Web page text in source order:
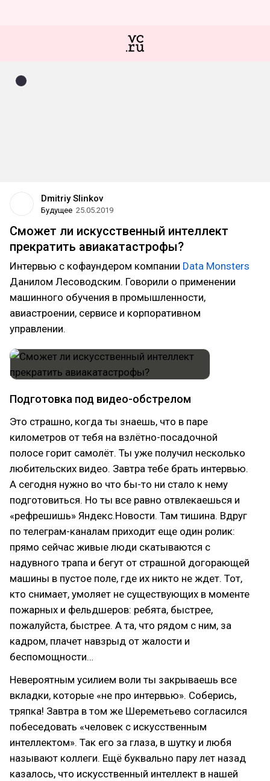
Dmitriy Slinkov
Будущее 25.05.2019
Сможет ли искусственный интеллект
прекратить авиакатастрофы?
Интервью с кофаундером компании Data Monsters
Данилом Лесоводским. Говорили о применении
машинного обучения в промышленности,
авиастроении, сервисе и корпоративном
управлении.
Подготовка под видео-обстрелом
Это страшно, когда ты знаешь, что в паре
километров от тебя на взлётно-посадочной
полосе горит самолёт. Ты уже получил несколько
любительских видео. Завтра тебе брать интервью.
А сегодня нужно во что бы-то ни стало к нему
подготовиться. Но ты все равно отвлекаешься и
«рефрешишь» Яндекс.Новости. Там тишина. Вдруг
по телеграм-каналам приходит еще один ролик:
прямо сейчас живые люди скатываются с
надувного трапа и бегут от страшной догорающей
машины в пустое поле, где их никто не ждет. Тот,
кто снимает, умоляет не существующих в моменте
пожарных и фельдшеров: ребята, быстрее,
пожалуйста, быстрее. А та, что рядом с ним, за
кадром, плачет навзрыд от жалости и
беспомощности…
Невероятным усилием воли ты закрываешь все
вкладки, которые «не про интервью». Соберись,
тряпка! Завтра в том же Шереметьево согласился
побеседовать «человек с искусственным
интеллектом». Так его за глаза, в шутку и любя
называют коллеги. Ещё буквально пару лет назад
казалось, что искусственный интеллект в нашей